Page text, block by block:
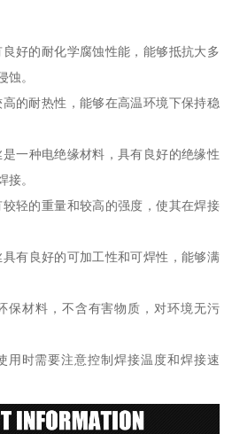
好的耐化学腐蚀性能，能够抵抗大多
蚀。
的耐热性，能够在高温环境下保持稳
一种电绝缘材料，具有良好的绝缘性
接。
轻的重量和较高的强度，使其在焊接
有良好的可加工性和可焊性，能够满
保材料，不含有害物质，对环境无污
用时需要注意控制焊接温度和焊接速